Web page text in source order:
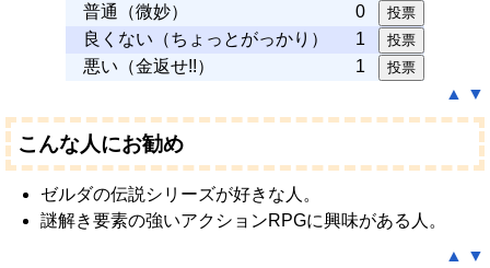
普通（微妙）
0
良くない（ちょっとがっかり）
1
悪い（金返せ!!）
1
▲
▼
こんな人にお勧め
ゼルダの伝説シリーズが好きな人。
謎解き要素の強いアクションRPGに興味がある人。
▲
▼